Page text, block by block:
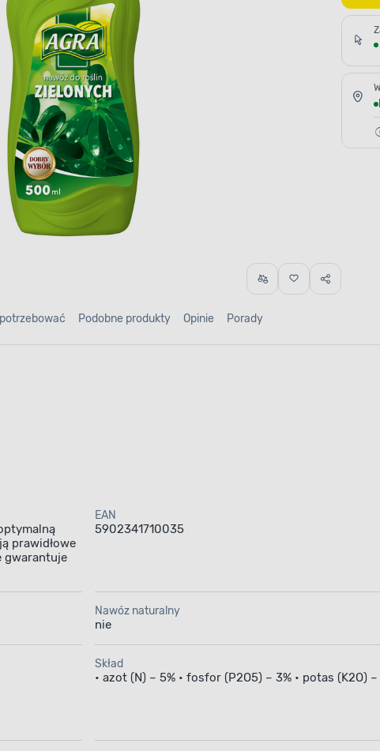
Podobne produkty Opinie Porady
prawidłowe
gwarantuje
EAN
5902341710035
Nawóz naturalny
nie
Skład
• azot (N) – 5% • fosfor (P2O5) – 3% • potas (K2O) –